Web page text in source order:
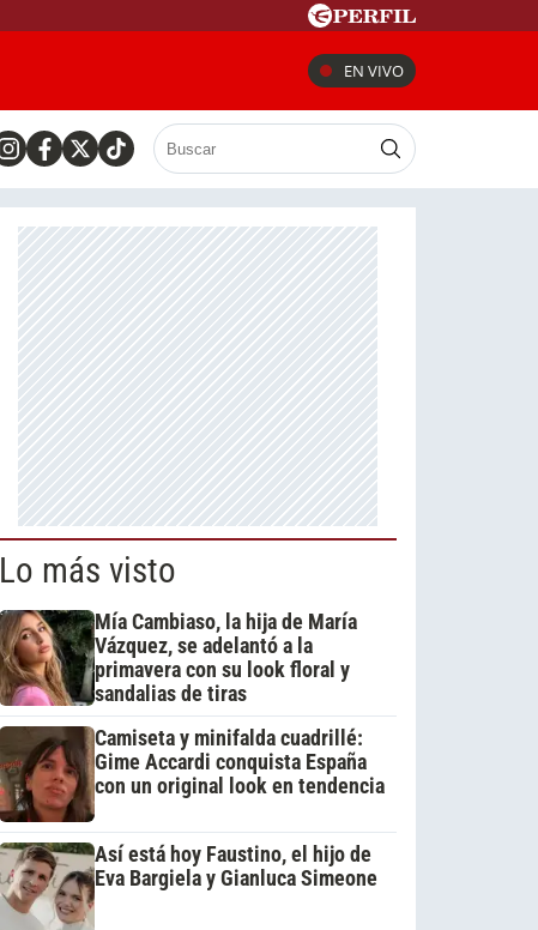
EN VIVO
Lo más visto
Mía Cambiaso, la hija de María
Vázquez, se adelantó a la
primavera con su look floral y
sandalias de tiras
Camiseta y minifalda cuadrillé:
Gime Accardi conquista España
con un original look en tendencia
Así está hoy Faustino, el hijo de
Eva Bargiela y Gianluca Simeone